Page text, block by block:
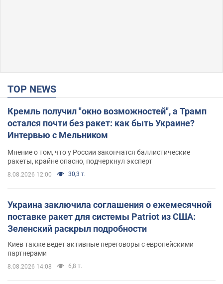
TOP NEWS
Кремль получил "окно возможностей", а Трамп
остался почти без ракет: как быть Украине?
Интервью с Мельником
Мнение о том, что у России закончатся баллистические
ракеты, крайне опасно, подчеркнул эксперт
8.08.2026 12:00 30,3 т.
Украина заключила соглашения о ежемесячной
поставке ракет для системы Patriot из США:
Зеленский раскрыл подробности
Киев также ведет активные переговоры с европейскими
партнерами
8.08.2026 14:08 6,8 т.